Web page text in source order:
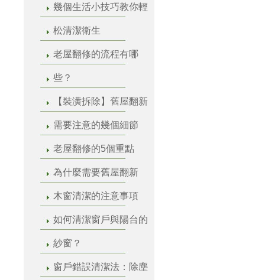
幾個生活小技巧教你輕
松清潔衛生
老屋翻修的流程有哪
些？
【裝潢拆除】舊屋翻新
需要注意的幾個細節
老屋翻修的5個重點
為什麼需要舊屋翻新
木窗清潔的注意事項
如何清潔窗戶與陽台的
紗窗？
窗戶錯誤清潔法：除塵